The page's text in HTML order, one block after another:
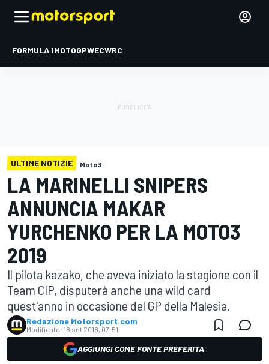
FORMULA 1MOTOGPWECWRC
ULTIME NOTIZIE Moto3
LA MARINELLI SNIPERS
ANNUNCIA MAKAR
YURCHENKO PER LA MOTO3
2019
Il pilota kazako, che aveva iniziato la stagione con il
Team CIP, disputerà anche una wild card
quest'anno in occasione del GP della Malesia.
Redazione Motorsport.com
Modificato: 18 set 2018, 07:51
AGGIUNGI COME FONTE PREFERITA